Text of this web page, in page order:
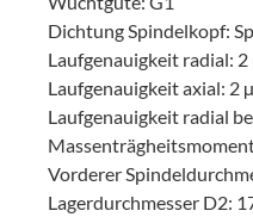
Dichtung Spindelkopf:
Laufgenauigkeit radial: 2
Laufgenauigkeit axial: 2
Laufgenauigkeit radial
Vorderer
Lagerdurchmesser D2: